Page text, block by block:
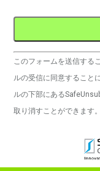
コ
ン
ス
タ
このフォームを送信する
ルの受信に同意すること
ルの下部にある
取り消すことができます。